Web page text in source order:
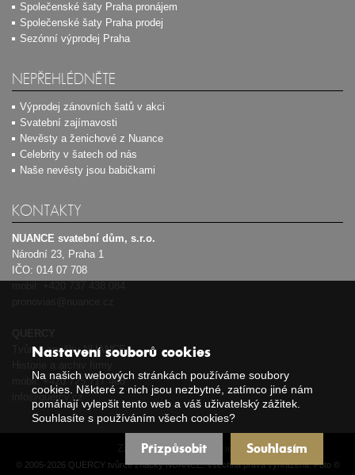
Společenské šaty Praha pronájem
Společenské šaty Praha prodej
Sezónní výprodej Praha
NEPŘEHLÉDNĚTE
Výprodej zánovních šatů v akci
Svatební zajímavosti
Nevěsty a ženichové z Nuance
Celebrity v šatech od nás
Naše nevěsty jsou babičkami
KONTAKTY
NUANCE svatební dům, s.r.o.
Národní 23, Praha 1
IČO: 014 07 708
Tvůrce značky NUANCE
mobil:+420 725 717 408
info@quercy.cz
Nastavení souborů cookies
Na našich webových stránkách používáme soubory
cookies. Některé z nich jsou nezbytné, zatímco jiné nám
pomáhají vylepšit tento web a váš uživatelský zážitek.
Souhlasíte s používáním všech cookies?
Souhlasím
Přizpůsobit
Zásady používání cookies
© 2005-2026 QUERCY tvůrce značky NUANCE. Všechna práva vyhrazena. Foto ©